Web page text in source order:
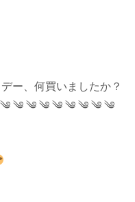
ー、何買いましたか？
༄ ༄ ༄ ༄ ༄ ༄ ༄ ༄